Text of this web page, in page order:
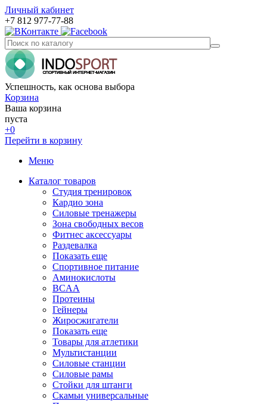
Личный кабинет
+7 812 977-77-88
Успешность, как основа выбора
Корзина
Ваша корзина
пуста
+0
Перейти в корзину
Меню
Каталог товаров
Студия тренировок
Кардио зона
Силовые тренажеры
Зона свободных весов
Фитнес аксессуары
Раздевалка
Показать еще
Спортивное питание
Аминокислоты
BCAA
Протеины
Гейнеры
Жиросжигатели
Показать еще
Товары для атлетики
Мультистанции
Силовые станции
Силовые рамы
Стойки для штанги
Скамьи универсальные